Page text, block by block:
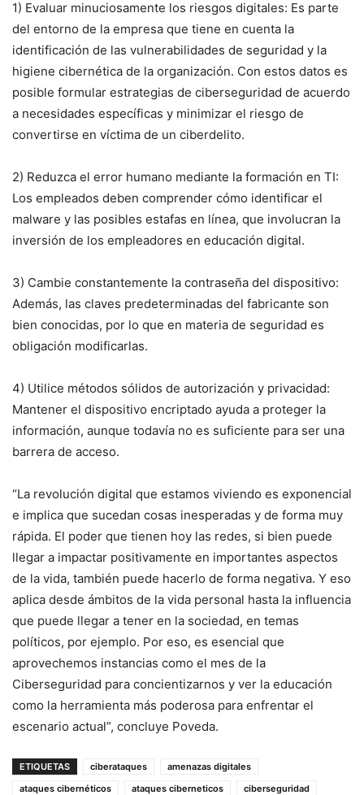
1) Evaluar minuciosamente los riesgos digitales: Es parte
del entorno de la empresa que tiene en cuenta la
identificación de las vulnerabilidades de seguridad y la
higiene cibernética de la organización. Con estos datos es
posible formular estrategias de ciberseguridad de acuerdo
a necesidades específicas y minimizar el riesgo de
convertirse en víctima de un ciberdelito.
2) Reduzca el error humano mediante la formación en TI:
Los empleados deben comprender cómo identificar el
malware y las posibles estafas en línea, que involucran la
inversión de los empleadores en educación digital.
3) Cambie constantemente la contraseña del dispositivo:
Además, las claves predeterminadas del fabricante son
bien conocidas, por lo que en materia de seguridad es
obligación modificarlas.
4) Utilice métodos sólidos de autorización y privacidad:
Mantener el dispositivo encriptado ayuda a proteger la
información, aunque todavía no es suficiente para ser una
barrera de acceso.
“La revolución digital que estamos viviendo es exponencial
e implica que sucedan cosas inesperadas y de forma muy
rápida. El poder que tienen hoy las redes, si bien puede
llegar a impactar positivamente en importantes aspectos
de la vida, también puede hacerlo de forma negativa. Y eso
aplica desde ámbitos de la vida personal hasta la influencia
que puede llegar a tener en la sociedad, en temas
políticos, por ejemplo. Por eso, es esencial que
aprovechemos instancias como el mes de la
Ciberseguridad para concientizarnos y ver la educación
como la herramienta más poderosa para enfrentar el
escenario actual”, concluye Poveda.
ETIQUETAS ciberataques
amenazas digitales
ataques cibernéticos
ataques ciberneticos
ciberseguridad